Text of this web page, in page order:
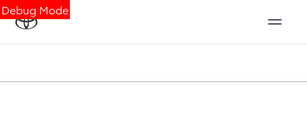
Debug Mode